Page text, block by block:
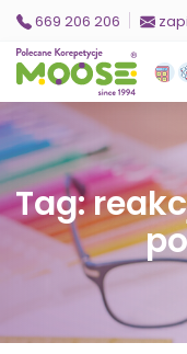
669 206 206
Tag: